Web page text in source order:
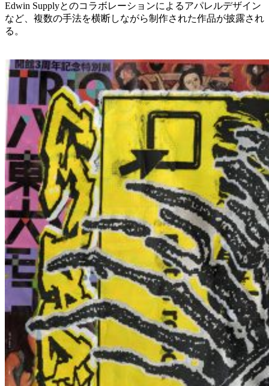
Edwin Supplyとのコラボレーションによるアパレルデザイン
など、複数の手法を横断しながら制作された作品が披露され
る。